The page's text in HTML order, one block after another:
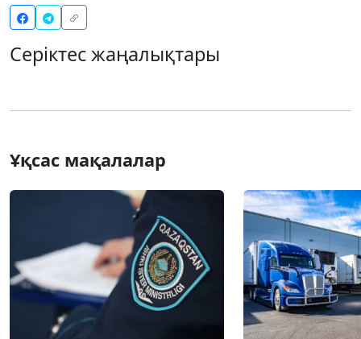
Серіктес жаңалықтары
Ұқсас мақалалар